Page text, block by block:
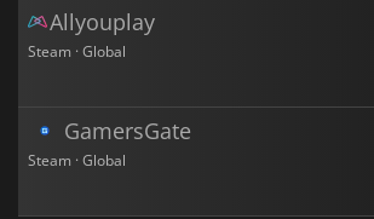
Allyouplay
Steam · Global
GamersGate
Steam · Global